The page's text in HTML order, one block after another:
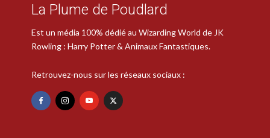
La Plume de Poudlard
Est un média 100% dédié au Wizarding World de JK
Rowling : Harry Potter & Animaux Fantastiques.
Retrouvez-nous sur les réseaux sociaux :